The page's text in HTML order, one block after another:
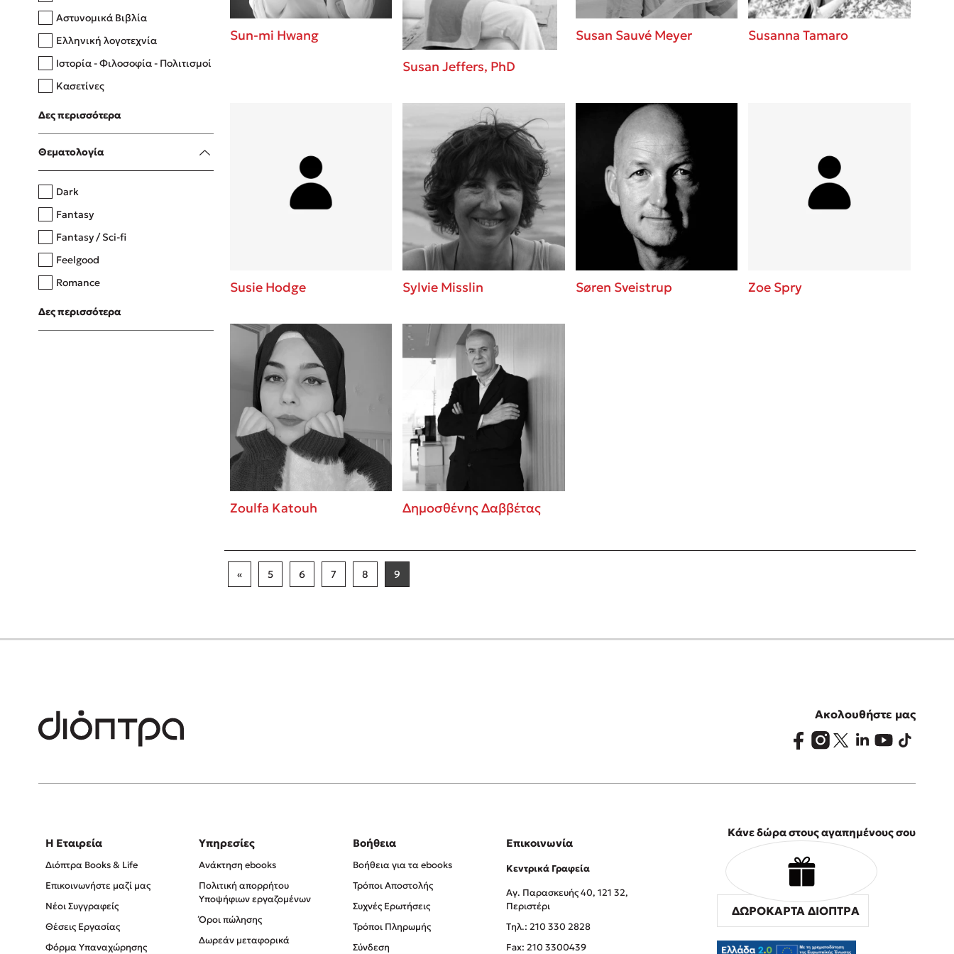
Δανάη Δεληγεώργη
Πάνω, κάτω, μπροστά, πίσω
Η μέθοδος Αφήστε τους
Αστυνομικά Βιβλία
Ελληνική λογοτεχνία
Ιστορία - Φιλοσοφία - Πολιτισμοί
Κασετίνες
Λευκώματα - Έγχρωμοι οδηγοί
Μαγειρική
Δες περισσότερα
Θεματολογία
Dark
Fantasy
Fantasy / Sci-fi
Feelgood
Romance
Upmarket
Young Adult
Δες περισσότερα
Sun-mi Hwang
Susan Jeffers, PhD
Susan Sauvé Meyer Susanna Tamaro
Susie Hodge Sylvie Misslin Søren Sveistrup Zoe Spry
Zoulfa Katouh Δημοσθένης Δαββέτας
« 5 6 7 8 9
Ακολουθήστε μας
Η Εταιρεία
Διόπτρα Books & Life
Επικοινωνήστε μαζί μας
Νέοι Συγγραφείς
Θέσεις Εργασίας
Φόρμα Υπαναχώρησης
Υπηρεσίες
Ανάκτηση ebooks
Πολιτική απορρήτου
Υποψήφιων εργαζομένων
Όροι πώλησης
Δωρεάν μεταφορικά
Βοήθεια
Βοήθεια για τα ebooks
Τρόποι Αποστολής
Συχνές Ερωτήσεις
Τρόποι Πληρωμής
Σύνδεση
Επικοινωνία
Κεντρικά Γραφεία
Αγ. Παρασκευής 40, 121 32,
Περιστέρι
Tηλ.: 210 330 2828
Fax: 210 3300439
Κάνε δώρα στους αγαπημένους σου
ΔΩΡΟΚΑΡΤΑ ΔΙΟΠΤΡΑ